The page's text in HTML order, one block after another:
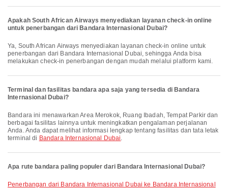
Apakah South African Airways menyediakan layanan check-in online
untuk penerbangan dari Bandara Internasional Dubai?
Ya, South African Airways menyediakan layanan check-in online untuk
penerbangan dari Bandara Internasional Dubai, sehingga Anda bisa
melakukan check-in penerbangan dengan mudah melalui platform kami.
Terminal dan fasilitas bandara apa saja yang tersedia di Bandara
Internasional Dubai?
Bandara ini menawarkan Area Merokok, Ruang Ibadah, Tempat Parkir dan
berbagai fasilitas lainnya untuk meningkatkan pengalaman perjalanan
Anda. Anda dapat melihat informasi lengkap tentang fasilitas dan tata letak
terminal di Bandara Internasional Dubai.
Apa rute bandara paling populer dari Bandara Internasional Dubai?
penerbangan dari Bandara Internasional Dubai ke Bandara Internasional